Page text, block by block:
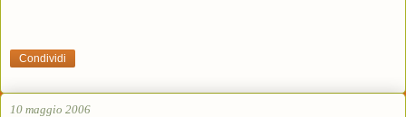
Condividi
10 maggio 2006